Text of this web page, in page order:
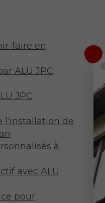
faire en
ALU JPC
JPC
l'installation de
à
avec ALU
pour